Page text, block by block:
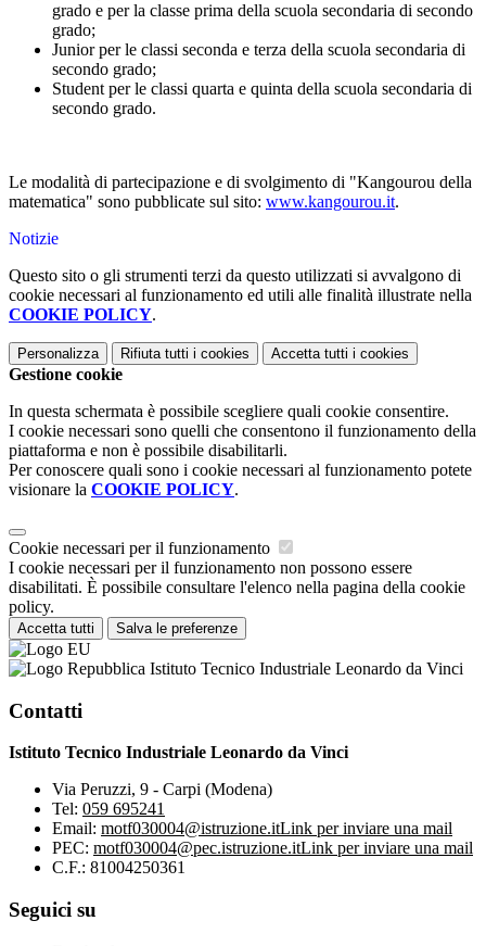
grado e per la classe prima della scuola secondaria di secondo
grado;
Junior per le classi seconda e terza della scuola secondaria di
secondo grado;
Student per le classi quarta e quinta della scuola secondaria di
secondo grado.
Le modalità di partecipazione e di svolgimento di "Kangourou della
matematica" sono pubblicate sul sito: www.kangourou.it.
Notizie
Questo sito o gli strumenti terzi da questo utilizzati si avvalgono di
cookie necessari al funzionamento ed utili alle finalità illustrate nella
COOKIE POLICY.
Personalizza Rifiuta tutti i cookies Accetta tutti i cookies
Gestione cookie
In questa schermata è possibile scegliere quali cookie consentire.
I cookie necessari sono quelli che consentono il funzionamento della
piattaforma e non è possibile disabilitarli.
Per conoscere quali sono i cookie necessari al funzionamento potete
visionare la COOKIE POLICY.
Cookie necessari per il funzionamento
I cookie necessari per il funzionamento non possono essere
disabilitati. È possibile consultare l'elenco nella pagina della cookie
policy.
Accetta tutti Salva le preferenze
Istituto Tecnico Industriale Leonardo da Vinci
Contatti
Istituto Tecnico Industriale Leonardo da Vinci
Via Peruzzi, 9 - Carpi (Modena)
Tel: 059 695241
Email: motf030004@istruzione.itLink per inviare una mail
PEC: motf030004@pec.istruzione.itLink per inviare una mail
C.F.: 81004250361
Seguici su